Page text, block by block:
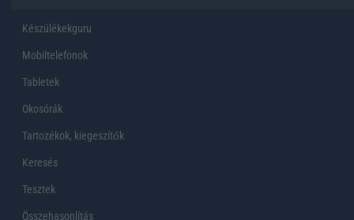
Készülékekguru
Mobiltelefonok
Tabletek
Okosórák
Tartozékok, kiegeszítők
Keresés
Tesztek
Összehasonlítás